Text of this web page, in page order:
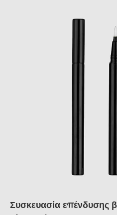
Συσκευασία επένδυσης